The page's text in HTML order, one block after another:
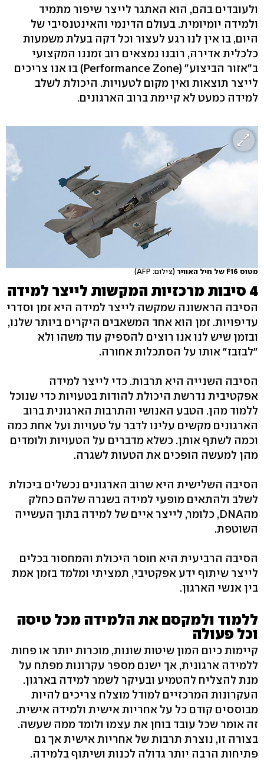
ולעובדים בהם, הוא האתגר לייצר שיפור מתמיד
ולמידה יומיומית. בעולם הדינמי והאינטנסיבי של
היום, בו אין לנו רגע לעצור וכל דקה בעלת משמעות
כלכלית אדירה, רובנו נמצאים רוב זמננו המקצועי
ב"אזור הביצוע" (Performance Zone) בו אנו צריכים
לייצר תוצאות ואין מקום לטעויות. היכולת לשלב
למידה כמעט לא קיימת ברוב הארגונים.
מטוס F16 של חיל האוויר (צילום: AFP)
4 סיבות מרכזיות המקשות לייצר למידה
הסיבה הראשונה שמקשה לייצר למידה היא זמן וסדרי
עדיפויות. זמן הוא אחד המשאבים היקרים ביותר שלנו,
ובזמן שיש לנו אנו רוצים להספיק עוד משהו ולא
"לבזבז" אותו על הסתכלות אחורה.
הסיבה השנייה היא תרבות. כדי לייצר למידה
אפקטיבית נדרשת היכולת להודות בטעויות כדי שנוכל
ללמוד מהן. הטבע האנושי והתרבות הארגונית ברוב
הארגונים מקשים עלינו לדבר על טעויות ועל אחת כמה
וכמה לשתף אותן. כשלא מדברים על הטעויות ולומדים
מהן למעשה הופכים את הטעות לשגרה.
הסיבה השלישית היא שרוב הארגונים נכשלים ביכולת
לשלב ולהתאים מופעי למידה בשגרה שלהם כחלק
מהDNA, כלומר, לייצר איים של למידה בתוך העשייה
השוטפת.
הסיבה הרביעית היא חוסר היכולת והמחסור בכלים
לייצר שיתוף ידע אפקטיבי, תמציתי ומלמד בזמן אמת
בין אנשי הארגון.
ללמוד ולמקסם את הלמידה מכל טיסה
וכל פעולה
קיימות כיום המון שיטות שונות, מוכרות יותר או פחות
ללמידה ארגונית, אך ישנם מספר עקרונות מפתח על
מנת להצליח להטמיע ובעיקר לשמר למידה בארגון.
העקרונות המרכזיים למודל מוצלח צריכים להיות
מבוססים קודם כל על אחריות אישית ולמידה אישית.
זה אומר שכל עובד בוחן את עצמו ולומד ממה שעשה.
בצורה זו, נוצרת תרבות של אחריות אישית אך גם
פתיחות הרבה יותר גדולה לכנות ושיתוף בלמידה.